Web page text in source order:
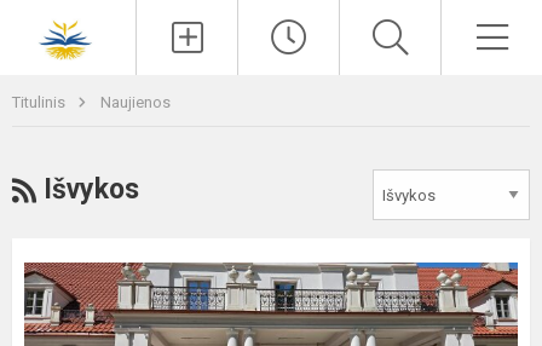
Titulinis Naujienos
RSS
Išvykos
Šiaulių
Dainų
progimnazijos